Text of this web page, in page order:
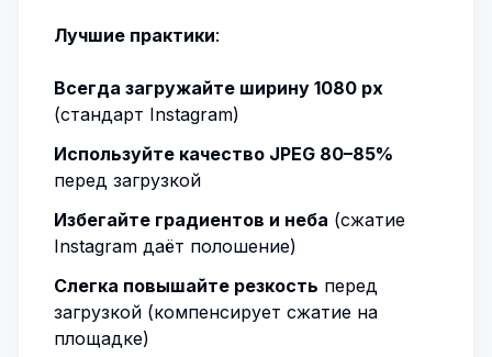
Лучшие практики:
Всегда загружайте ширину 1080 px
(стандарт Instagram)
Используйте качество JPEG 80–85%
перед загрузкой
Избегайте градиентов и неба (сжатие
Instagram даёт полошение)
Слегка повышайте резкость перед
загрузкой (компенсирует сжатие на
площадке)